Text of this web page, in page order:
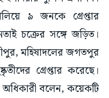
৯ জনকে গ্রেপ্তার
চক্রের সঙ্গে জড়িত।
মহিষাদলের জগতপুর
গ্রেপ্তার করেছে।
বলেন, কয়েকটি